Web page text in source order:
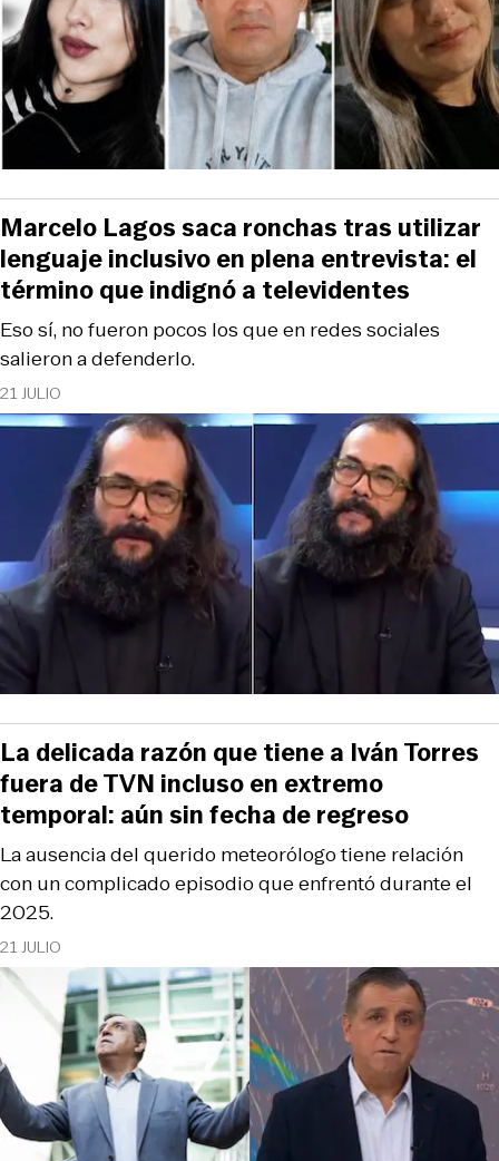
21 JULIO
Eso sí, no fueron pocos los que en redes sociales
salieron a defenderlo.
Marcelo Lagos saca ronchas tras utilizar
lenguaje inclusivo en plena entrevista: el
término que indignó a televidentes
21 JULIO
La ausencia del querido meteorólogo tiene relación
con un complicado episodio que enfrentó durante el
2025.
La delicada razón que tiene a Iván Torres
fuera de TVN incluso en extremo
temporal: aún sin fecha de regreso